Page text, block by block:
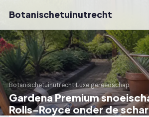
Botanischetuinutrecht
Botanischetuinutrecht›Luxe gereedschap
Gardena Premium
Rolls-Royce onder de